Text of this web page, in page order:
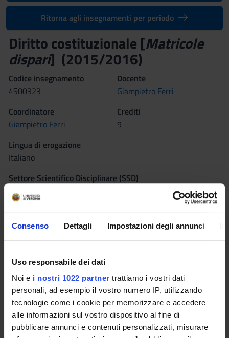
Consenso Dettagli Impostazioni degli annunci
Uso responsabile dei dati
Noi e i nostri 1022 partner trattiamo i vostri dati
personali, ad esempio il vostro numero IP, utilizzando
tecnologie come i cookie per memorizzare e accedere
alle informazioni sul vostro dispositivo al fine di
pubblicare annunci e contenuti personalizzati, misurare
Ritorna agli insegnamenti per periodo
Diritto costituzionale [Matricole
dispari] (2015/2016)
Codice insegnamento
4S00323
Docente
Giampietro Ferri
Coordinatore
Giampietro Ferri
Crediti
9
Lingua di erogazione
Italiano
Settore Scientifico Disciplinare (SSD)
IUS/08 - DIRITTO COSTITUZIONALE
Periodo
1° periodo di lezioni dal 1 ott 2015 al 16 dic 2015.
Obiettivi formativi
a) sviluppare la conoscenza della forma di Stato e della forma
di governo italiane e del processo decisionale pubblico;
b) consentire l'acquisizione degli strumenti fondamentali della